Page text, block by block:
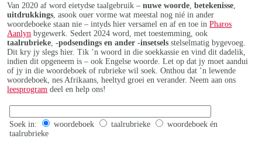
Van 2020 af word eietydse taalgebruik –nuwe woorde ,betekenisse
uitdrukkings , asook ouer vorme wat meestal nog nié in ander
woordeboeke staan nie – intyds hier versamel en af en toe inPharos
Aanlyn bygewerk. Sedert 2024 word, met toestemming, ook
taalrubrieke ,-podsendings en ander -insetsels stelselmatig bygevoeg.
Dit kry jy slegs hier. Tik ’n woord in die soekkassie en vind dit dadelik,
indien dit opgeneem is – ook Engelse woorde. Let op dat jy moet aandui
of jy in die woordeboek of rubrieke wil soek. Onthou dat ’n lewende
woordeboek, nes Afrikaans, heeltyd groei en verander. Neem aan ons
leesprogram deel en help ons!
Soek in: woordeboek taalrubrieke
woordeboek én
taalrubrieke